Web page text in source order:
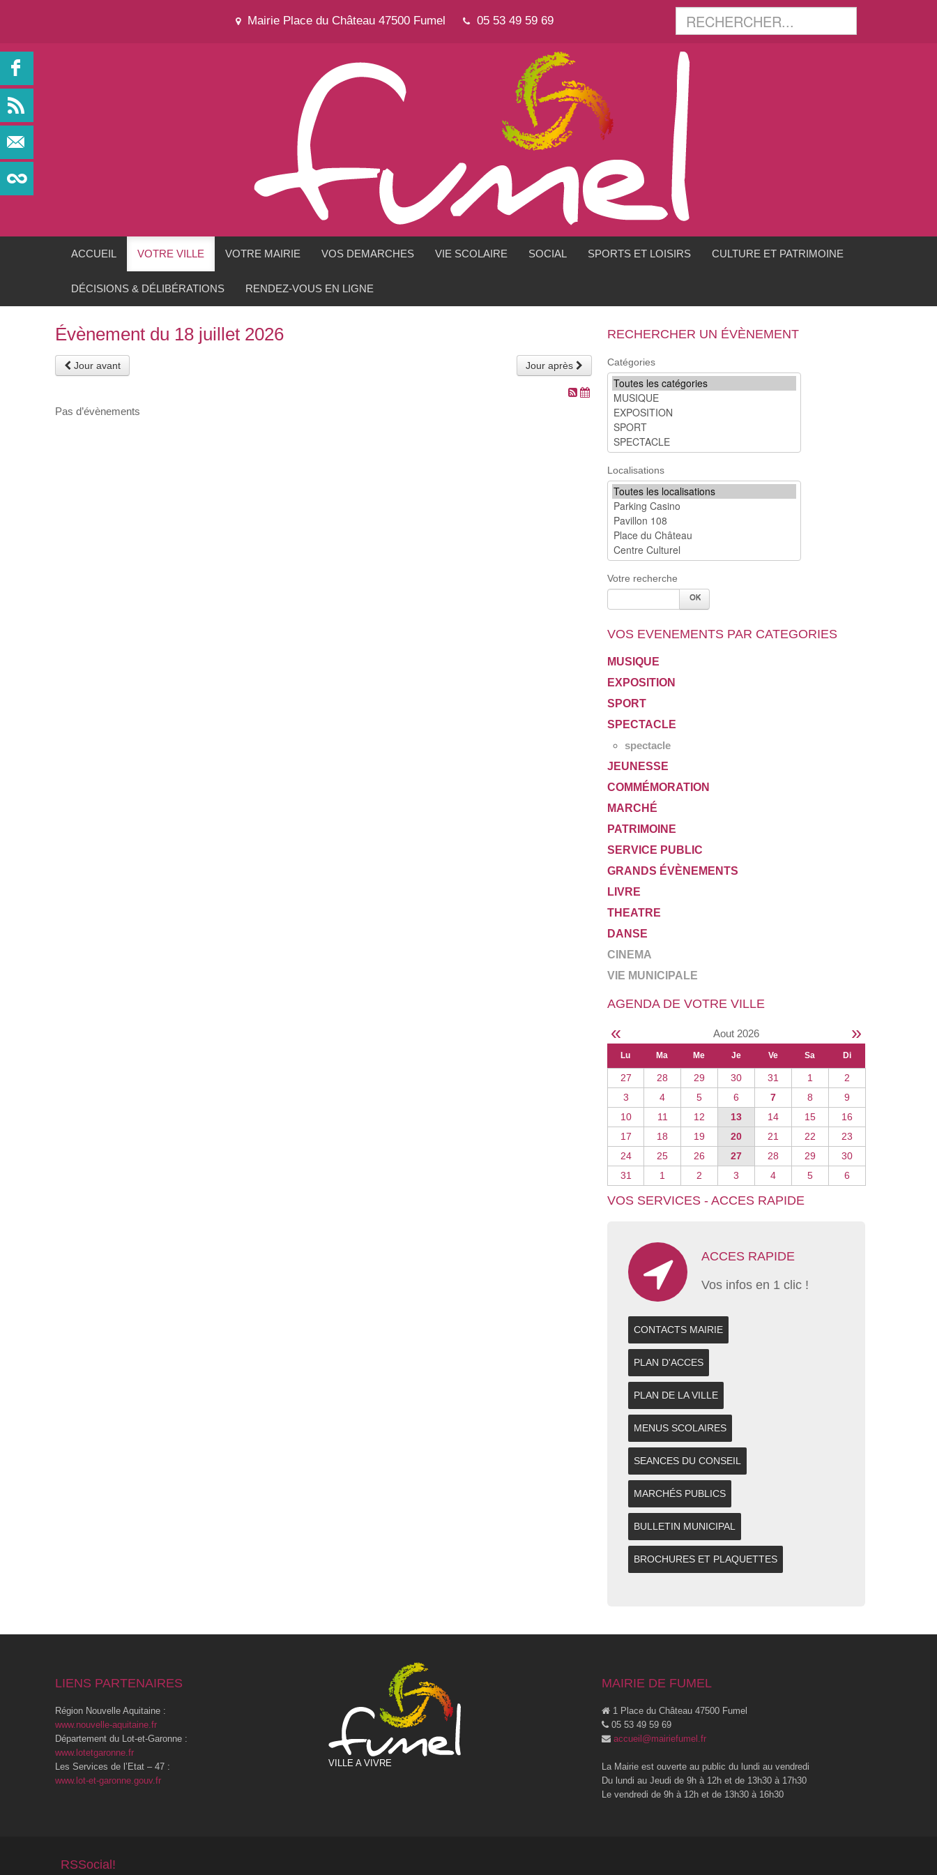
Mairie Place du Château 47500 Fumel 05 53 49 59 69
ACCUEIL VOTRE VILLE VOTRE MAIRIE VOS DEMARCHES VIE SCOLAIRE SOCIAL SPORTS ET LOISIRS CULTURE ET PATRIMOINE
DÉCISIONS & DÉLIBÉRATIONS RENDEZ-VOUS EN LIGNE
Évènement du 18 juillet 2026
Jour avant Jour après
Pas d’évènements
RECHERCHER UN ÉVÈNEMENT
Catégories
Localisations
Votre recherche
VOS EVENEMENTS PAR CATEGORIES
MUSIQUE
EXPOSITION
SPORT
SPECTACLE
spectacle
JEUNESSE
COMMÉMORATION
MARCHÉ
PATRIMOINE
SERVICE PUBLIC
GRANDS ÉVÈNEMENTS
LIVRE
THEATRE
DANSE
CINEMA
VIE MUNICIPALE
AGENDA DE VOTRE VILLE
« Aout 2026 »
Lu Ma Me Je Ve Sa Di
27 28 29 30 31 1
2
3
4 5 6 7 8
9
10
11 12 13 14 15
16
17
18 19 20 21 22
23
24
25 26 27 28 29
30
31
1 2 3 4 5 6
VOS SERVICES - ACCES RAPIDE
ACCES RAPIDE
Vos infos en 1 clic !
CONTACTS MAIRIE
PLAN D'ACCES
PLAN DE LA VILLE
MENUS SCOLAIRES
SEANCES DU CONSEIL
MARCHÉS PUBLICS
BULLETIN MUNICIPAL
BROCHURES ET PLAQUETTES
LIENS PARTENAIRES
Région Nouvelle Aquitaine :
www.nouvelle-aquitaine.fr
Département du Lot-et-Garonne :
www.lotetgaronne.fr
Les Services de l’Etat – 47 :
www.lot-et-garonne.gouv.fr
VILLE A VIVRE
MAIRIE DE FUMEL
1 Place du Château 47500 Fumel
05 53 49 59 69
accueil@mairiefumel.fr
La Mairie est ouverte au public du lundi au vendredi
Du lundi au Jeudi de 9h à 12h et de 13h30 à 17h30
Le vendredi de 9h à 12h et de 13h30 à 16h30
RSSocial!